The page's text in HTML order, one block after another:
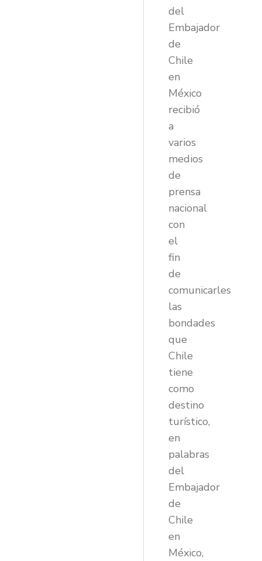
del
Embajador
de
Chile
en
México
recibió
a
varios
medios
de
prensa
nacional
con
el
fin
de
comunicarles
las
bondades
que
Chile
tiene
como
destino
turístico,
en
palabras
del
Embajador
de
Chile
en
México,